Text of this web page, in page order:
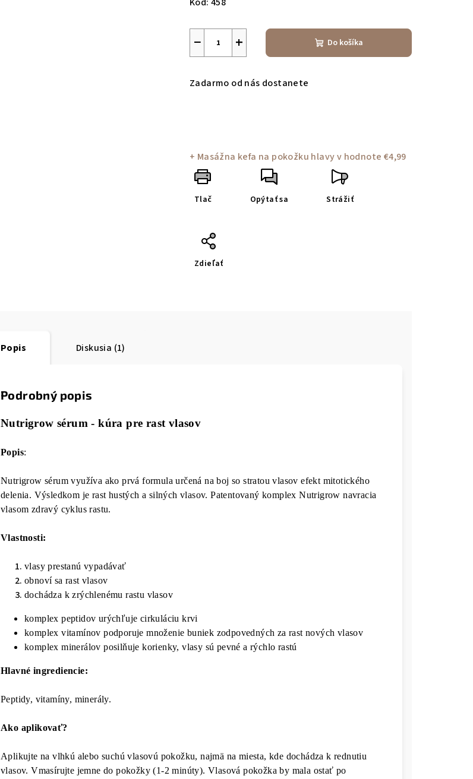
+
− Do košíka
Zadarmo od nás dostanete
+ Masážna kefa na pokožku hlavyv hodnote €4,99
Tlač Opýtať sa Strážiť
Zdieľať
Popis Diskusia (1)
Podrobný popis
Nutrigrow sérum - kúra pre rast vlasov
Popis:
Nutrigrow sérum využíva ako prvá formula určená na boj so stratou vlasov efekt mitotického
delenia. Výsledkom je rast hustých a silných vlasov. Patentovaný komplex Nutrigrow navracia
vlasom zdravý cyklus rastu.
Vlastnosti:
vlasy prestanú vypadávať
obnoví sa rast vlasov
dochádza k zrýchlenému rastu vlasov
komplex peptidov urýchľuje cirkuláciu krvi
komplex vitamínov podporuje množenie buniek zodpovedných za rast nových vlasov
komplex minerálov posilňuje korienky, vlasy sú pevné a rýchlo rastú
Hlavné ingrediencie:
Peptidy, vitamíny, minerály.
Ako aplikovať?
Aplikujte na vlhkú alebo suchú vlasovú pokožku, najmä na miesta, kde dochádza k rednutiu
vlasov. Vmasírujte jemne do pokožky (1-2 minúty). Vlasová pokožka by mala ostať po